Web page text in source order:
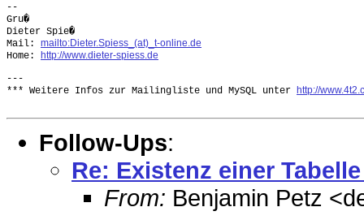
--
Gru�
Dieter Spie�
Mail: mailto:Dieter.Spiess_(at)_t-online.de
Home: http://www.dieter-spiess.de
---
*** Weitere Infos zur Mailingliste und MySQL unter http://
Follow-Ups:
Re: Existenz einer
From: Benjamin Petz